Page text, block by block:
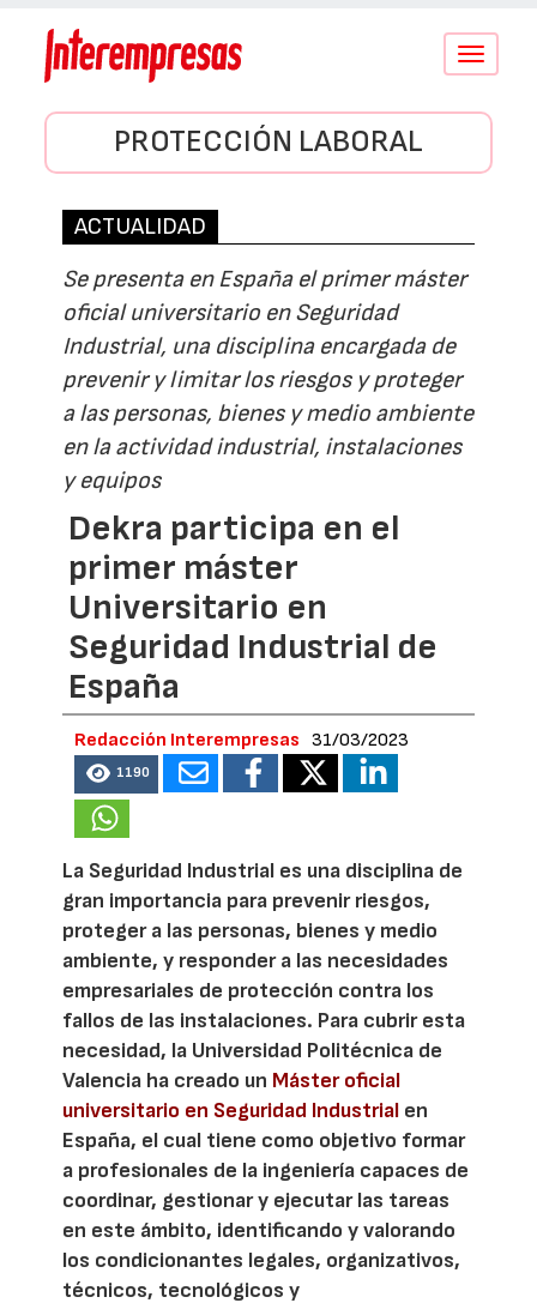
Conmutar
PROTECCIÓN LABORAL
ACTUALIDAD
Se presenta en España el primer máster
oficial universitario en Seguridad
Industrial, una disciplina encargada de
prevenir y limitar los riesgos y proteger
a las personas, bienes y medio ambiente
en la actividad industrial, instalaciones
y equipos
Dekra participa en el
primer máster
Universitario en
Seguridad Industrial de
España
Redacción Interempresas 31/03/2023
1190
La Seguridad Industrial es una disciplina de
gran importancia para prevenir riesgos,
proteger a las personas, bienes y medio
ambiente, y responder a las necesidades
empresariales de protección contra los
fallos de las instalaciones. Para cubrir esta
necesidad, la Universidad Politécnica de
Valencia ha creado un Máster oficial
universitario en Seguridad Industrial en
España, el cual tiene como objetivo formar
a profesionales de la ingeniería capaces de
coordinar, gestionar y ejecutar las tareas
en este ámbito, identificando y valorando
los condicionantes legales, organizativos,
técnicos, tecnológicos y